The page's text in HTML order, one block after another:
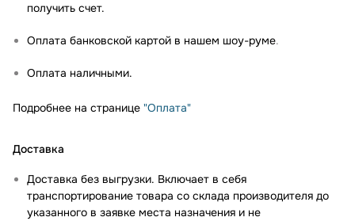
получить счет.
Оплата банковской картой в нашем шоу-руме.
Оплата наличными.
Подробнее на странице "Оплата"
Доставка
Доставка без выгрузки. Включает в себя
транспортирование товара со склада производителя до
указанного в заявке места назначения и не